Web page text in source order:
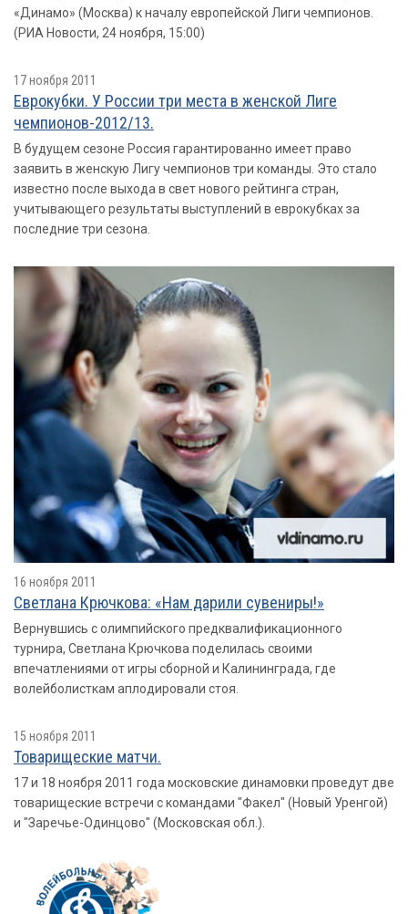
«Динамо» (Москва) к началу европейской Лиги чемпионов.
(РИА Новости, 24 ноября, 15:00)
17 ноября 2011
Еврокубки. У России три места в женской Лиге
чемпионов-2012/13.
В будущем сезоне Россия гарантированно имеет право
заявить в женскую Лигу чемпионов три команды. Это стало
известно после выхода в свет нового рейтинга стран,
учитывающего результаты выступлений в еврокубках за
последние три сезона.
16 ноября 2011
Светлана Крючкова: «Нам дарили сувениры!»
Вернувшись с олимпийского предквалификационного
турнира, Светлана Крючкова поделилась своими
впечатлениями от игры сборной и Калининграда, где
волейболисткам аплодировали стоя.
15 ноября 2011
Товарищеские матчи.
17 и 18 ноября 2011 года московские динамовки проведут две
товарищеские встречи с командами "Факел" (Новый Уренгой)
и "Заречье-Одинцово" (Московская обл.).